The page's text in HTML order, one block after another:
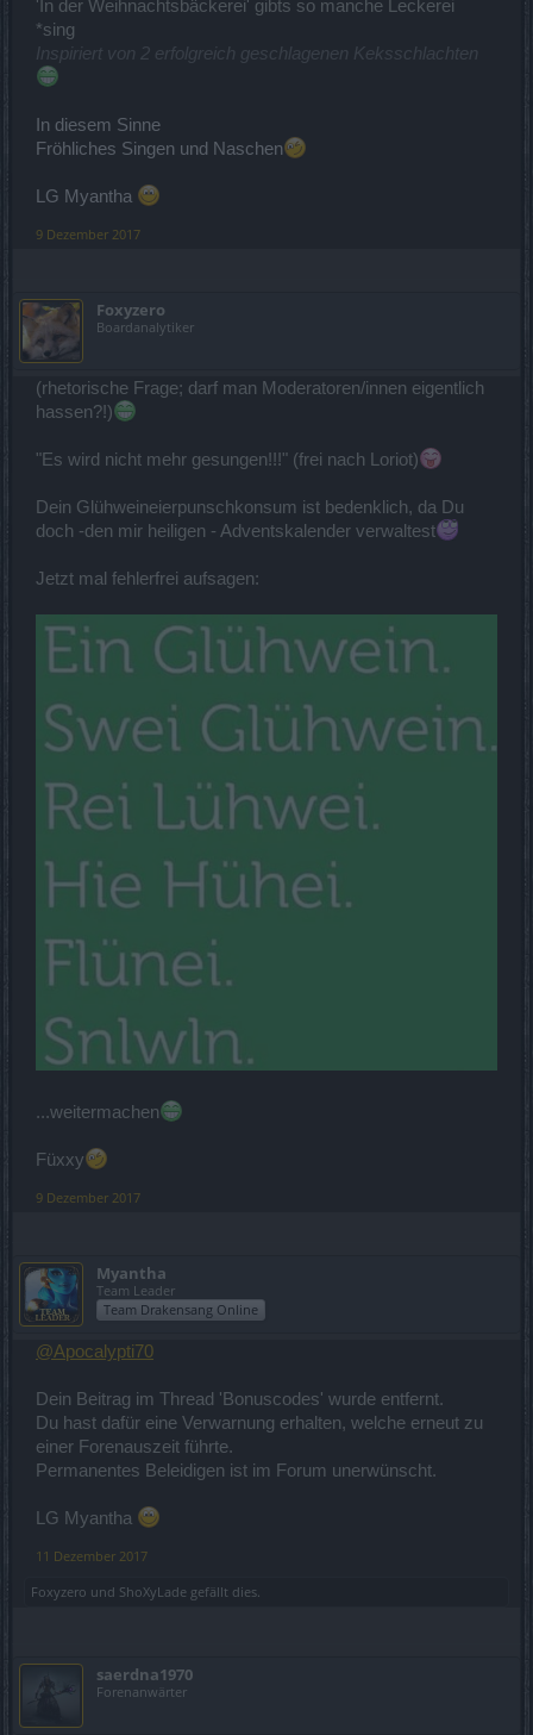
'In der Weihnachtsbäckerei' gibts so manche Leckerei
*sing
Inspiriert von 2 erfolgreich geschlagenen Keksschlachten
In diesem Sinne
Fröhliches Singen und Naschen
LG Myantha
9 Dezember 2017
Foxyzero
Boardanalytiker
(rhetorische Frage; darf man Moderatoren/innen eigentlich
hassen?!)
"Es wird nicht mehr gesungen!!!" (frei nach Loriot)
Dein Glühweineierpunschkonsum ist bedenklich, da Du
doch -den mir heiligen - Adventskalender verwaltest
Jetzt mal fehlerfrei aufsagen:
...weitermachen
Füxxy
9 Dezember 2017
Myantha
Team Leader
Team Drakensang Online
@Apocalypti70
Dein Beitrag im Thread 'Bonuscodes' wurde entfernt.
Du hast dafür eine Verwarnung erhalten, welche erneut zu
einer Forenauszeit führte.
Permanentes Beleidigen ist im Forum unerwünscht.
LG Myantha
11 Dezember 2017
Foxyzero und ShoXyLade gefällt dies.
saerdna1970
Forenanwärter